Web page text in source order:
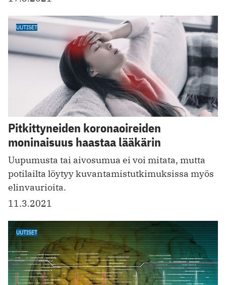
UUTISET
Pitkittyneiden koronaoireiden
moninaisuus haastaa lääkärin
Uupumusta tai aivosumua ei voi mitata, mutta
potilailta löytyy kuvantamis­tutkimuksissa myös
elinvaurioita.
11.3.2021
UUTISET